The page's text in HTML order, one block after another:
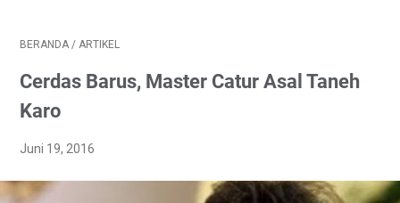
BERANDA / ARTIKEL
Cerdas Barus, Master Catur Asal Taneh
Karo
Juni 19, 2016